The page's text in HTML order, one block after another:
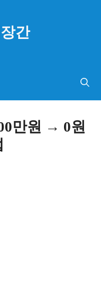
간
만원 → 0원